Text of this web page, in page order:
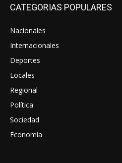
CATEGORIAS POPULARES
Nacionales
Internacionales
Deportes
Locales
Regional
Política
Sociedad
Economía